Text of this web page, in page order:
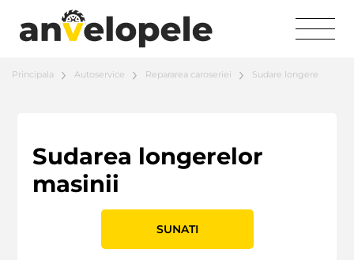
Principala Autoservice Repararea caroseriei Sudare longere
Sudarea longerelor
masinii
SUNATI